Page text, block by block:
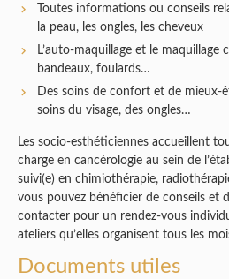
Toutes informations ou conseils
la peau, les ongles, les cheveux
L’auto-maquillage et le maquillage
bandeaux, foulards…
Des soins de confort et de mieux-
soins du visage, des ongles…
Les socio-esthéticiennes accueillent
charge en cancérologie au sein de
suivi(e) en chimiothérapie,
vous pouvez bénéficier de conseils et
contacter pour un rendez-vous
ateliers qu’elles organisent tous les
Documents utiles